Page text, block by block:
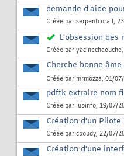
demande d'aide
Créée par serpentcorail,
L'obsession des
Créée par yacinechaouche
Cherche bonne
Créée par mrmozza, 01/
pdftk extraire nom
Créée par lubinfo, 19/07/
Création d'un Pilote
Créée par cboudy, 22/07/
Création d'une